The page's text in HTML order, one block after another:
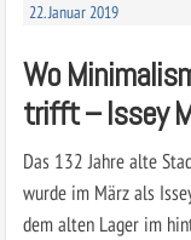
22. Januar 2019
Wo
trifft – Issey
Das 132 Jahre alte
wurde im März als
dem alten Lager im